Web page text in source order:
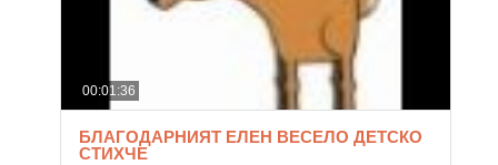
00:01:36
БЛАГОДАРНИЯТ ЕЛЕН ВЕСЕЛО ДЕТСКО
СТИХЧЕ